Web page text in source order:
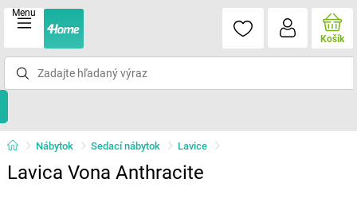
Menu
Košík
Nábytok Sedací nábytok Lavice
Lavica Vona Anthracite